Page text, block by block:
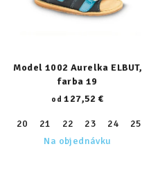
Model 1002 Aurelka ELBUT,
farba 19
od 127,52 €
20 21 22 23 24 25
Na objednávku